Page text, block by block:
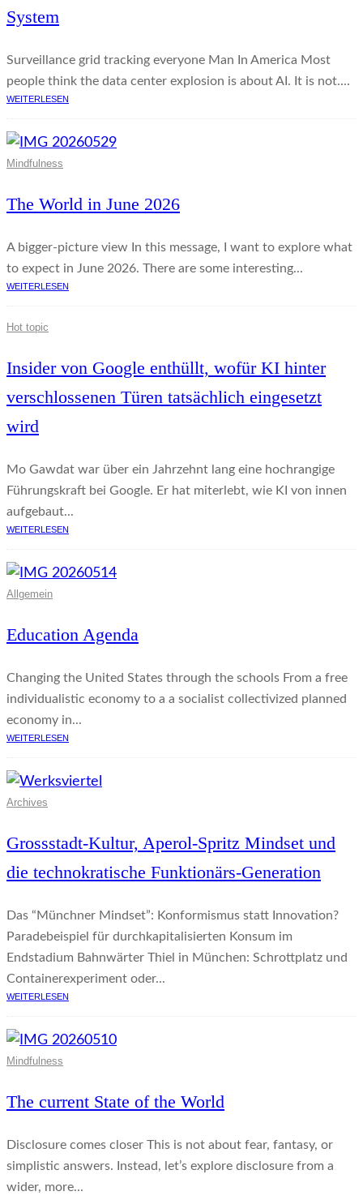
System
Surveillance grid tracking everyone Man In America Most
people think the data center explosion is about AI. It is not....
WEITERLESEN
Mindfulness
The World in June 2026
A bigger-picture view In this message, I want to explore what
to expect in June 2026. There are some interesting...
WEITERLESEN
Hot topic
Insider von Google enthüllt, wofür KI hinter
verschlossenen Türen tatsächlich eingesetzt
wird
Mo Gawdat war über ein Jahrzehnt lang eine hochrangige
Führungskraft bei Google. Er hat miterlebt, wie KI von innen
aufgebaut...
WEITERLESEN
Allgemein
Education Agenda
Changing the United States through the schools From a free
individualistic economy to a a socialist collectivized planned
economy in...
WEITERLESEN
Archives
Grossstadt-Kultur, Aperol-Spritz Mindset und
die technokratische Funktionärs-Generation
Das “Münchner Mindset”: Konformismus statt Innovation?
Paradebeispiel für durchkapitalisierten Konsum im
Endstadium Bahnwärter Thiel in München: Schrottplatz und
Containerexperiment oder...
WEITERLESEN
Mindfulness
The current State of the World
Disclosure comes closer This is not about fear, fantasy, or
simplistic answers. Instead, let’s explore disclosure from a
wider, more...